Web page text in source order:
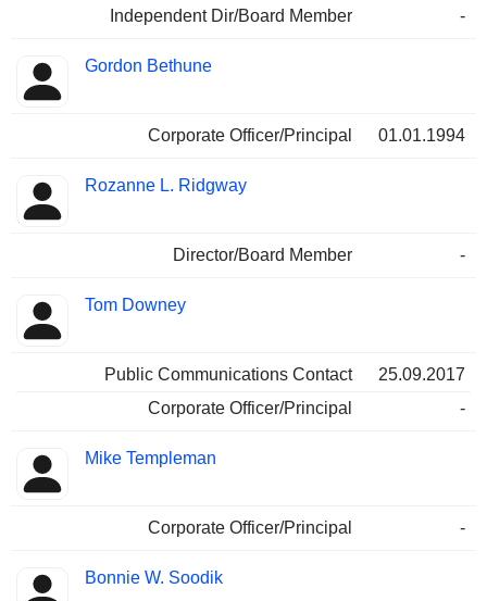
Independent Dir/Board Member
-
Gordon Bethune
Corporate Officer/Principal 01.01.1994
Rozanne L. Ridgway
Director/Board Member -
Tom Downey
Public Communications Contact
25.09.2017
Corporate Officer/Principal
-
Mike Templeman
Corporate Officer/Principal -
Bonnie W. Soodik